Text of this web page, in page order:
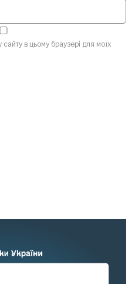
в цьому браузері для моїх